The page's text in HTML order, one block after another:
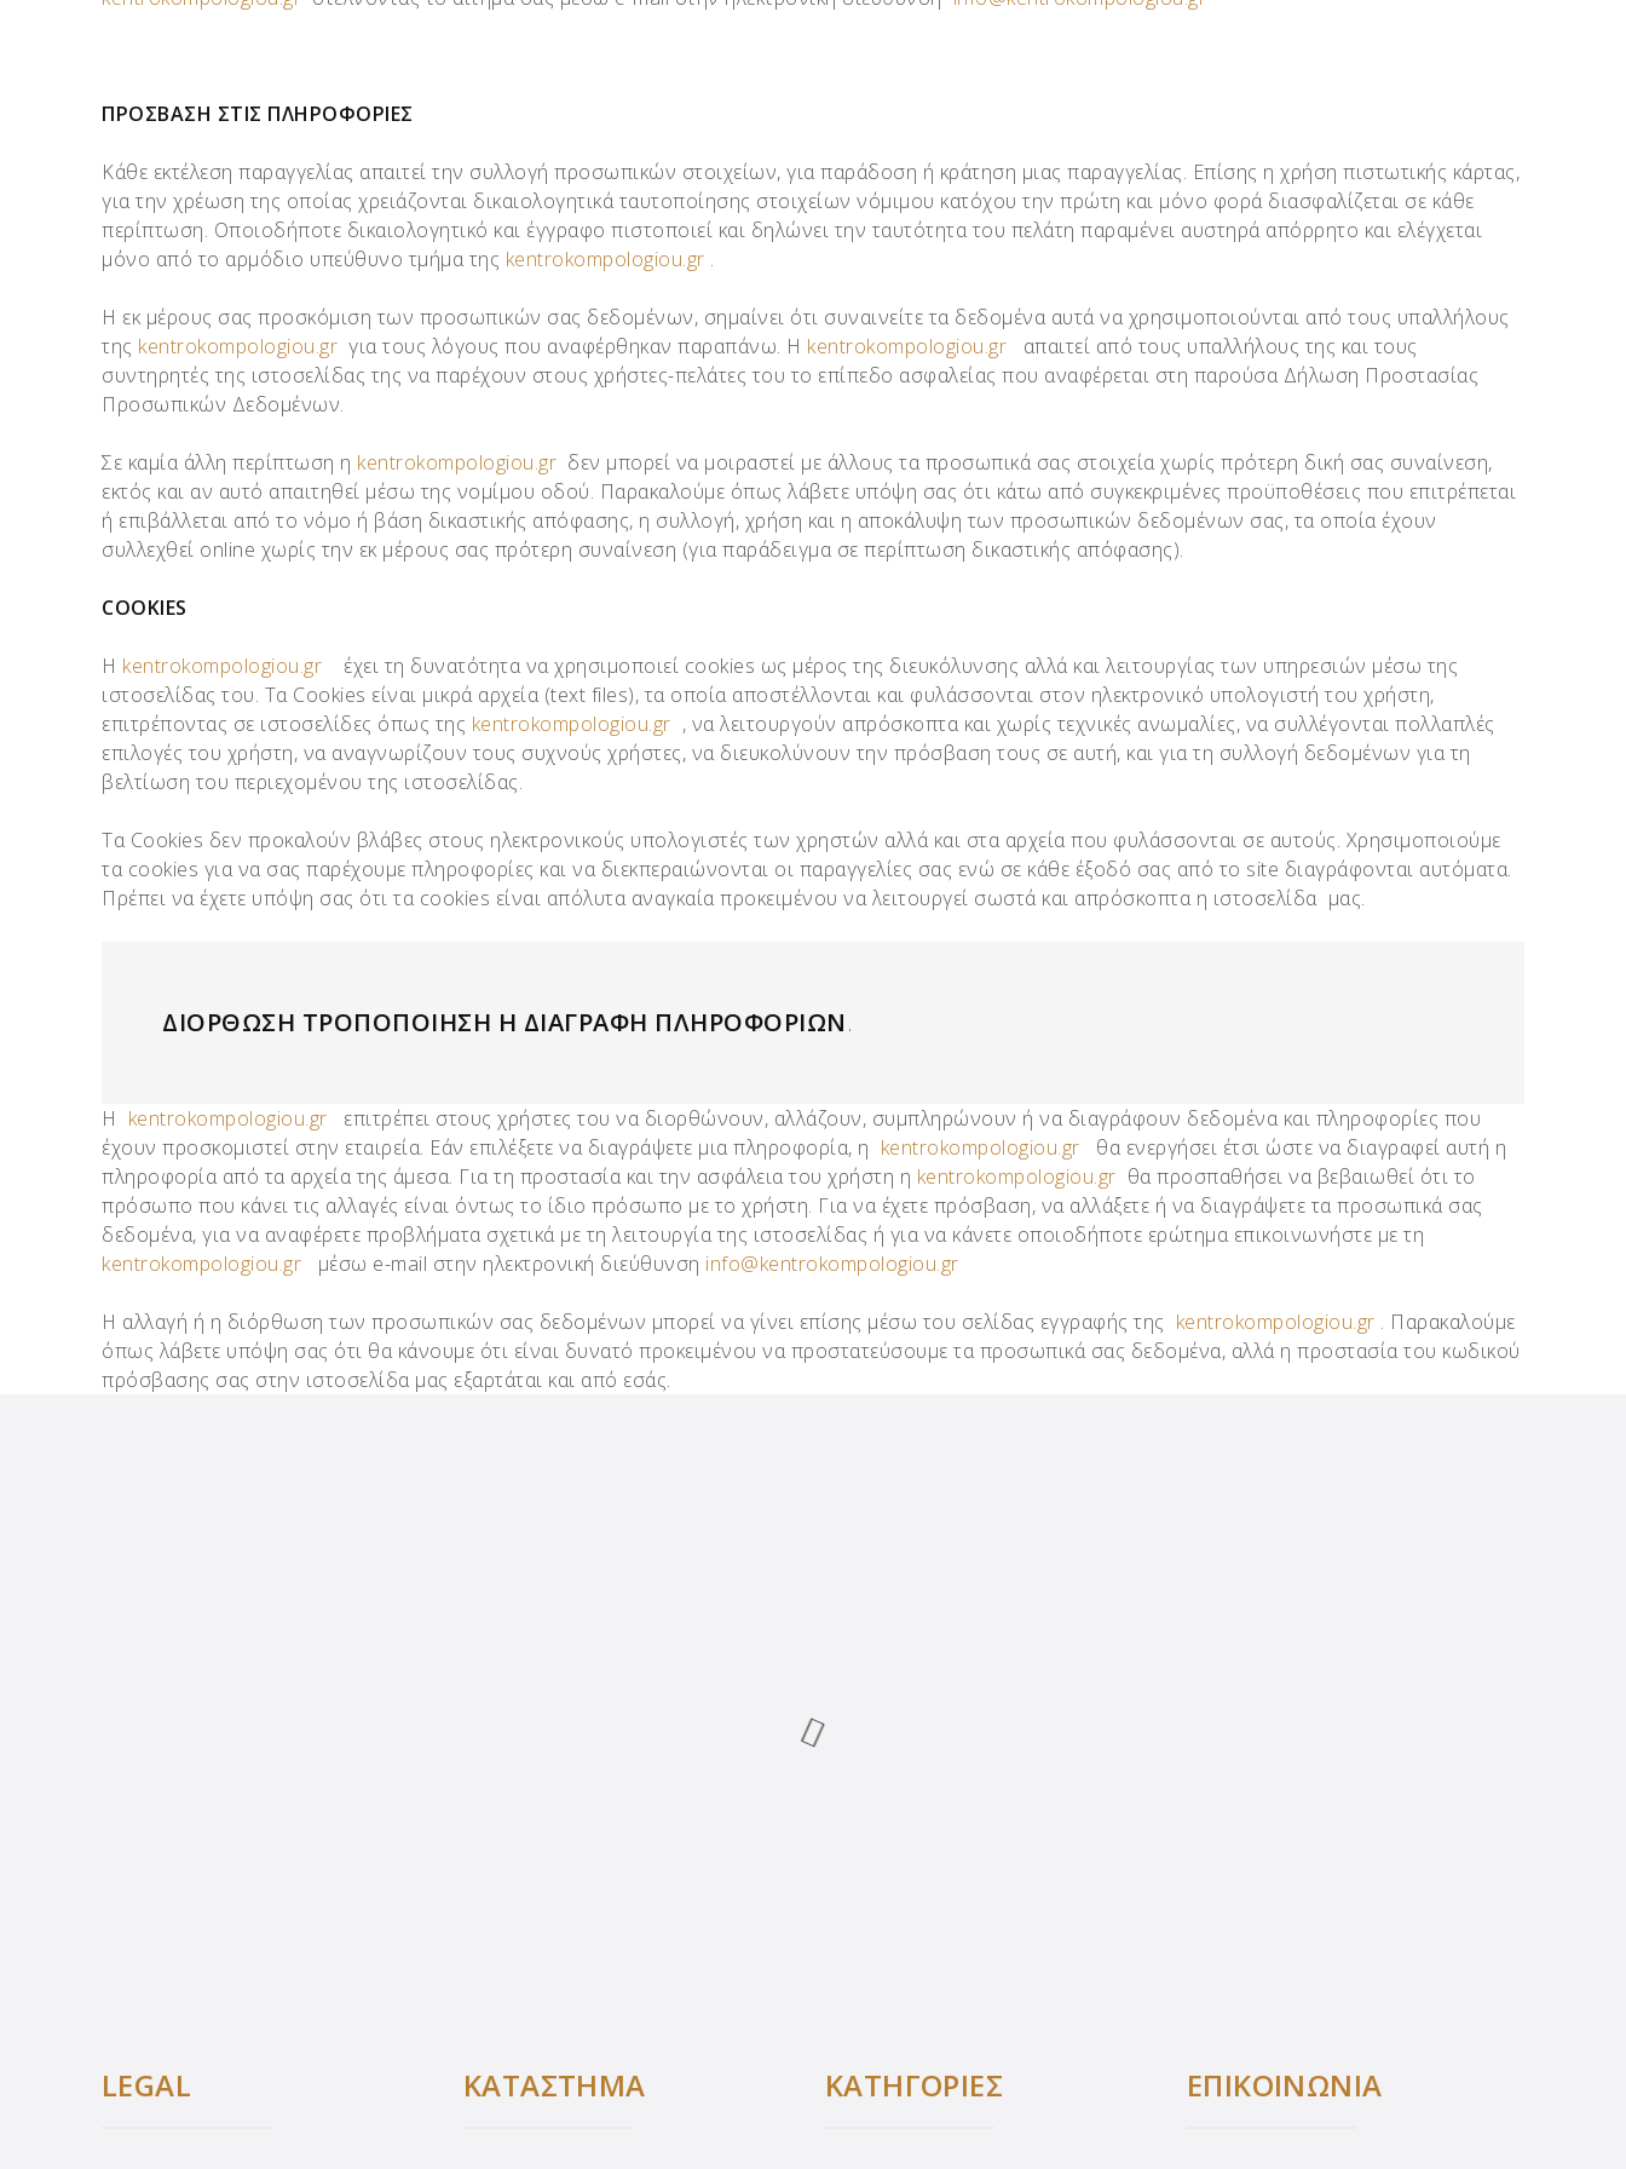
ΠΡΟΣΒΑΣΗ ΣΤΙΣ ΠΛΗΡΟΦΟΡΙΕΣ
Κάθε εκτέλεση παραγγελίας απαιτεί την συλλογή προσωπικών στοιχείων, για παράδοση ή κράτηση μιας παραγγελίας. Επίσης η χρήση πιστωτικής κάρτας,
για την χρέωση της οποίας χρειάζονται δικαιολογητικά ταυτοποίησης στοιχείων νόμιμου κατόχου την πρώτη και μόνο φορά διασφαλίζεται σε κάθε
περίπτωση. Οποιοδήποτε δικαιολογητικό και έγγραφο πιστοποιεί και δηλώνει την ταυτότητα του πελάτη παραμένει αυστηρά απόρρητο και ελέγχεται
μόνο από το αρμόδιο υπεύθυνο τμήμα της kentrokompologiou.gr .
Η εκ μέρους σας προσκόμιση των προσωπικών σας δεδομένων, σημαίνει ότι συναινείτε τα δεδομένα αυτά να χρησιμοποιούνται από τους υπαλλήλους
της kentrokompologiou.gr για τους λόγους που αναφέρθηκαν παραπάνω. Η kentrokompologiou.gr απαιτεί από τους υπαλλήλους της και τους
συντηρητές της ιστοσελίδας της να παρέχουν στους χρήστες-πελάτες του το επίπεδο ασφαλείας που αναφέρεται στη παρούσα Δήλωση Προστασίας
Προσωπικών Δεδομένων.
Σε καμία άλλη περίπτωση η kentrokompologiou.gr δεν μπορεί να μοιραστεί με άλλους τα προσωπικά σας στοιχεία χωρίς πρότερη δική σας συναίνεση,
εκτός και αν αυτό απαιτηθεί μέσω της νομίμου οδού. Παρακαλούμε όπως λάβετε υπόψη σας ότι κάτω από συγκεκριμένες προϋποθέσεις που επιτρέπεται
ή επιβάλλεται από το νόμο ή βάση δικαστικής απόφασης, η συλλογή, χρήση και η αποκάλυψη των προσωπικών δεδομένων σας, τα οποία έχουν
συλλεχθεί online χωρίς την εκ μέρους σας πρότερη συναίνεση (για παράδειγμα σε περίπτωση δικαστικής απόφασης).
CΟΟΚΙΕS
Η kentrokompologiou.gr έχει τη δυνατότητα να χρησιμοποιεί cookies ως μέρος της διευκόλυνσης αλλά και λειτουργίας των υπηρεσιών μέσω της
ιστοσελίδας του. Τα Cookies είναι μικρά αρχεία (text files), τα οποία αποστέλλονται και φυλάσσονται στον ηλεκτρονικό υπολογιστή του χρήστη,
επιτρέποντας σε ιστοσελίδες όπως της kentrokompologiou.gr , να λειτουργούν απρόσκοπτα και χωρίς τεχνικές ανωμαλίες, να συλλέγονται πολλαπλές
επιλογές του χρήστη, να αναγνωρίζουν τους συχνούς χρήστες, να διευκολύνουν την πρόσβαση τους σε αυτή, και για τη συλλογή δεδομένων για τη
βελτίωση του περιεχομένου της ιστοσελίδας.
Τα Cookies δεν προκαλούν βλάβες στους ηλεκτρονικούς υπολογιστές των χρηστών αλλά και στα αρχεία που φυλάσσονται σε αυτούς. Χρησιμοποιούμε
τα cookies για να σας παρέχουμε πληροφορίες και να διεκπεραιώνονται οι παραγγελίες σας ενώ σε κάθε έξοδό σας από το site διαγράφονται αυτόματα.
Πρέπει να έχετε υπόψη σας ότι τα cookies είναι απόλυτα αναγκαία προκειμένου να λειτουργεί σωστά και απρόσκοπτα η ιστοσελίδα μας.
ΔΙΟΡΘΩΣΗ ΤΡΟΠΟΠΟΙΗΣΗ Η ΔΙΑΓΡΑΦΗ ΠΛΗΡΟΦΟΡΙΩΝ.
H kentrokompologiou.gr επιτρέπει στους χρήστες του να διορθώνουν, αλλάζουν, συμπληρώνουν ή να διαγράφουν δεδομένα και πληροφορίες που
έχουν προσκομιστεί στην εταιρεία. Εάν επιλέξετε να διαγράψετε μια πληροφορία, η kentrokompologiou.gr θα ενεργήσει έτσι ώστε να διαγραφεί αυτή η
πληροφορία από τα αρχεία της άμεσα. Για τη προστασία και την ασφάλεια του χρήστη η kentrokompologiou.gr θα προσπαθήσει να βεβαιωθεί ότι το
πρόσωπο που κάνει τις αλλαγές είναι όντως το ίδιο πρόσωπο με το χρήστη. Για να έχετε πρόσβαση, να αλλάξετε ή να διαγράψετε τα προσωπικά σας
δεδομένα, για να αναφέρετε προβλήματα σχετικά με τη λειτουργία της ιστοσελίδας ή για να κάνετε οποιοδήποτε ερώτημα επικοινωνήστε με τη
kentrokompologiou.gr μέσω e-mail στην ηλεκτρονική διεύθυνση info@kentrokompologiou.gr
Η αλλαγή ή η διόρθωση των προσωπικών σας δεδομένων μπορεί να γίνει επίσης μέσω του σελίδας εγγραφής της kentrokompologiou.gr . Παρακαλούμε
όπως λάβετε υπόψη σας ότι θα κάνουμε ότι είναι δυνατό προκειμένου να προστατεύσουμε τα προσωπικά σας δεδομένα, αλλά η προστασία του κωδικού
πρόσβασης σας στην ιστοσελίδα μας εξαρτάται και από εσάς.
LEGAL ΚΑΤΑΣΤΗΜΑ ΚΑΤΗΓΟΡΙΕΣ ΕΠΙΚΟΙΝΩΝΙΑ